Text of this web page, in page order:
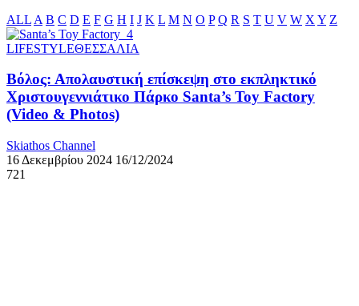
ALL A B C D E F G H I J K L M N O P Q R S T U V W X Y Z
LIFESTYLEΘΕΣΣΑΛΙΑ
Βόλος: Απολαυστική επίσκεψη στο εκπληκτικό
Χριστουγεννιάτικο Πάρκο Santa’s Toy Factory
(Video & Photos)
Skiathos Channel
16 Δεκεμβρίου 2024 16/12/2024
721